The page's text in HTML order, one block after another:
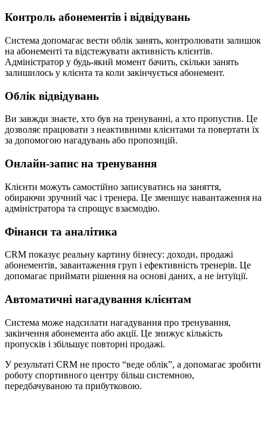
Контроль абонементів і відвідувань
Система допомагає вести облік занять, контролювати залишок
на абонементі та відстежувати активність клієнтів.
Адміністратор у будь-який момент бачить, скільки занять
залишилось у клієнта та коли закінчується абонемент.
Облік відвідувань
Ви завжди знаєте, хто був на тренуванні, а хто пропустив. Це
дозволяє працювати з неактивними клієнтами та повертати їх
за допомогою нагадувань або пропозицій.
Онлайн-запис на тренування
Клієнти можуть самостійно записуватись на заняття,
обираючи зручний час і тренера. Це зменшує навантаження на
адміністратора та спрощує взаємодію.
Фінанси та аналітика
CRM показує реальну картину бізнесу: доходи, продажі
абонементів, завантаження груп і ефективність тренерів. Це
допомагає приймати рішення на основі даних, а не інтуїції.
Автоматичні нагадування клієнтам
Система може надсилати нагадування про тренування,
закінчення абонемента або акції. Це знижує кількість
пропусків і збільшує повторні продажі.
У результаті CRM не просто “веде облік”, а допомагає зробити
роботу спортивного центру більш системною,
передбачуваною та прибутковою.